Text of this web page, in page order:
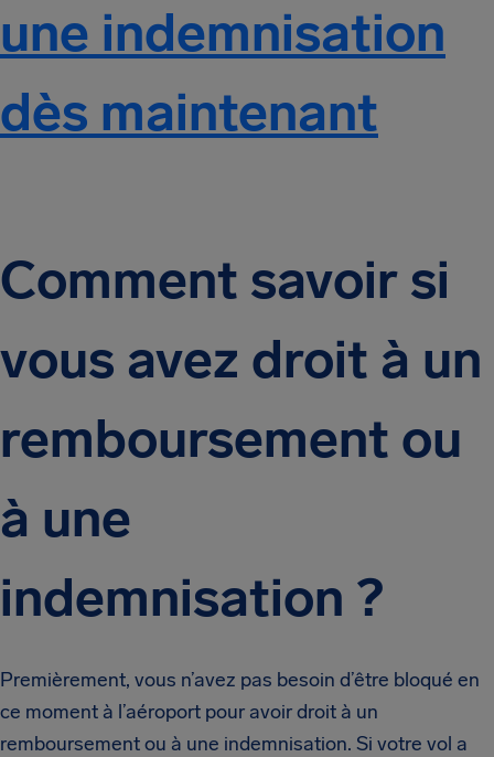
une indemnisation
dès maintenant
Comment savoir si
vous avez droit à un
remboursement ou
à une
indemnisation ?
Premièrement, vous n’avez pas besoin d’être bloqué en
ce moment à l’aéroport pour avoir droit à un
remboursement ou à une indemnisation. Si votre vol a